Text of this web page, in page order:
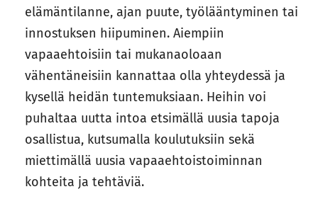
elämäntilanne, ajan puute, työlääntyminen tai
innostuksen hiipuminen. Aiempiin
vapaaehtoisiin tai mukanaoloaan
vähentäneisiin kannattaa olla yhteydessä ja
kysellä heidän tuntemuksiaan. Heihin voi
puhaltaa uutta intoa etsimällä uusia tapoja
osallistua, kutsumalla koulutuksiin sekä
miettimällä uusia vapaaehtoistoiminnan
kohteita ja tehtäviä.